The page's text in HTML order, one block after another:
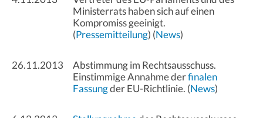
Ministerrats haben sich auf einen
Kompromiss geeinigt.
(Pressemitteilung) (News)
26.11.2013
Abstimmung im Rechtsausschuss.
Einstimmige Annahme derfinalen
Fassungder EU-Richtlinie. (News)